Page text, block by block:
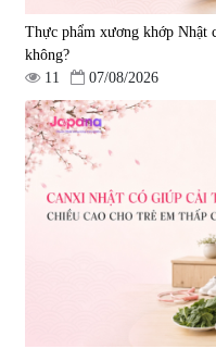
Viên uống hỗ trợ tim mạch
Rich Coenzyme Q10 - 120 viên
2.890.000 đ
Thực phẩm xương khớp Nhật
không?
11
07/08/2026